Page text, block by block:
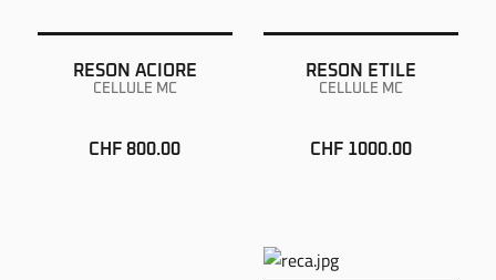
RESON ACIORE
CELLULE MC
CHF 800.00
RESON ETILE
CELLULE MC
CHF 1000.00